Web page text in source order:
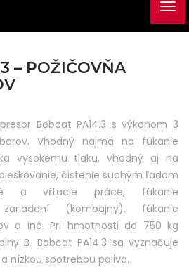
– POŽIČOVŇA
Bobcat PA14.3 s výkonom 3
Vhodný najmä na fúkanie
vysokému tlaku, vhodný aj na
čistenie suchým ľadom
a vŕtacie práce, fúkanie
zariadení (kombajny), fúkanie
a iné. Pri hmotnosti do 750 kg
B. Bobcat PA14.3 sa vyznačuje
nízkou spotrebou paliva.